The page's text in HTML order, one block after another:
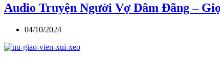
Audio Truyện Người Vợ Dâm Đãng –
04/10/2024